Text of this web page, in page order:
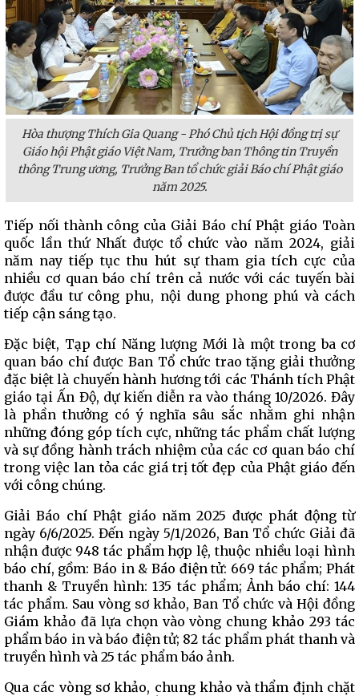
Hòa thượng Thích Gia Quang - Phó Chủ tịch Hội đồng trị sự
Giáo hội Phật giáo Việt Nam, Trưởng ban Thông tin Truyền
thông Trung ương, Trưởng Ban tổ chức giải Báo chí Phật giáo
năm 2025.
Tiếp nối thành công của Giải Báo chí Phật giáo Toàn
quốc lần thứ Nhất được tổ chức vào năm 2024, giải
năm nay tiếp tục thu hút sự tham gia tích cực của
nhiều cơ quan báo chí trên cả nước với các tuyến bài
được đầu tư công phu, nội dung phong phú và cách
tiếp cận sáng tạo.
Đặc biệt, Tạp chí Năng lượng Mới là một trong ba cơ
quan báo chí được Ban Tổ chức trao tặng giải thưởng
đặc biệt là chuyến hành hương tới các Thánh tích Phật
giáo tại Ấn Độ, dự kiến diễn ra vào tháng 10/2026. Đây
là phần thưởng có ý nghĩa sâu sắc nhằm ghi nhận
những đóng góp tích cực, những tác phẩm chất lượng
và sự đồng hành trách nhiệm của các cơ quan báo chí
trong việc lan tỏa các giá trị tốt đẹp của Phật giáo đến
với công chúng.
Giải Báo chí Phật giáo năm 2025 được phát động từ
ngày 6/6/2025. Đến ngày 5/1/2026, Ban Tổ chức Giải đã
nhận được 948 tác phẩm hợp lệ, thuộc nhiều loại hình
báo chí, gồm: Báo in & Báo điện tử: 669 tác phẩm; Phát
thanh & Truyền hình: 135 tác phẩm; Ảnh báo chí: 144
tác phẩm. Sau vòng sơ khảo, Ban Tổ chức và Hội đồng
Giám khảo đã lựa chọn vào vòng chung khảo 293 tác
phẩm báo in và báo điện tử; 82 tác phẩm phát thanh và
truyền hình và 25 tác phẩm báo ảnh.
Qua các vòng sơ khảo, chung khảo và thẩm định chặt